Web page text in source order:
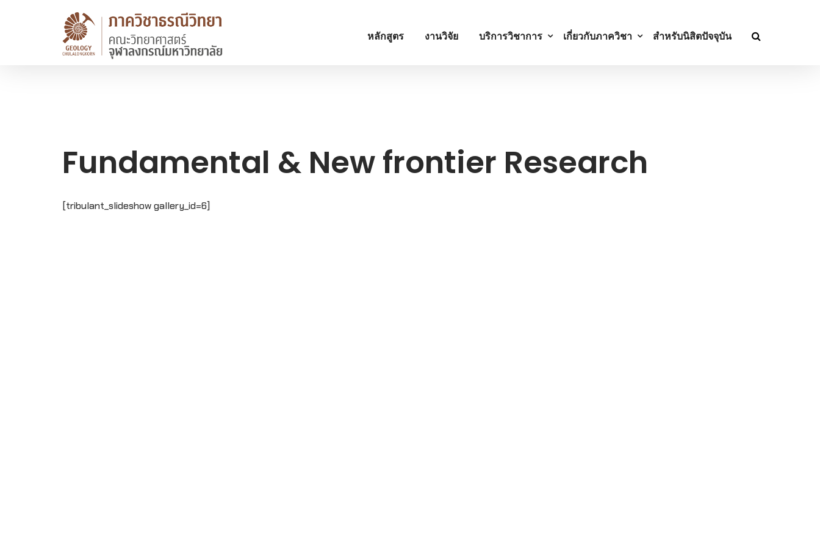
หลักสูตร งานวิจัย บริการวิชาการ เกี่ยวกับภาควิชา สำหรับนิสิตปัจจุบัน
Fundamental & New frontier Research
[tribulant_slideshow gallery_id=6]